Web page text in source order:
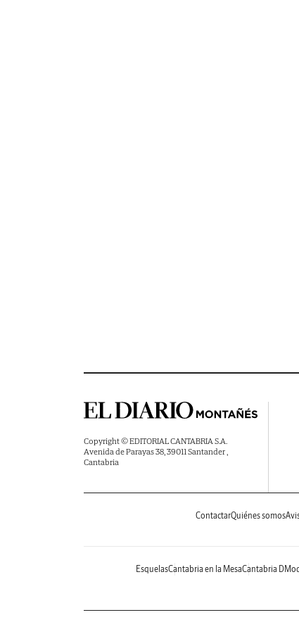
Copyright © EDITORIAL CANTABRIA S.A.
Avenida de Parayas 38, 39011 Santander ,
Cantabria
ContactarQuiénes somos
EsquelasCantabria en la MesaCantabria